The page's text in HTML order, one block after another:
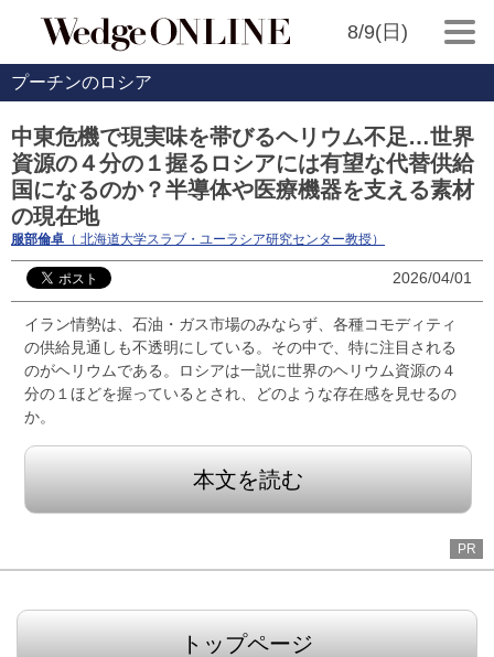
8/9(日)
プーチンのロシア
中東危機で現実味を帯びるヘリウム不足…世界
資源の４分の１握るロシアには有望な代替供給
国になるのか？半導体や医療機器を支える素材
の現在地
服部倫卓 （ 北海道大学スラブ・ユーラシア研究センター教授）
2026/04/01
イラン情勢は、石油・ガス市場のみならず、各種コモディティ
の供給見通しも不透明にしている。その中で、特に注目される
のがヘリウムである。ロシアは一説に世界のヘリウム資源の４
分の１ほどを握っているとされ、どのような存在感を見せるの
か。
本文を読む
PR
トップページ